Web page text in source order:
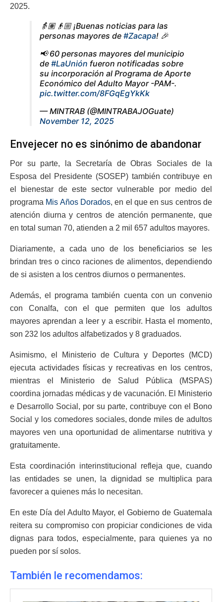
2025.
👵🏽👴🏼 ¡Buenas noticias para las
personas mayores de #Zacapa! 🎉
📢 60 personas mayores del municipio
de #LaUnión fueron notificadas sobre
su incorporación al Programa de Aporte
Económico del Adulto Mayor -PAM-.
pic.twitter.com/8FGqEgYkKk
— MINTRAB (@MINTRABAJOGuate)
November 12, 2025
Envejecer no es sinónimo de abandonar
Por su parte, la Secretaría de Obras Sociales de la
Esposa del Presidente (SOSEP) también contribuye en
el bienestar de este sector vulnerable por medio del
programa Mis Años Dorados, en el que en sus centros de
atención diurna y centros de atención permanente, que
en total suman 70, atienden a 2 mil 657 adultos mayores.
Diariamente, a cada uno de los beneficiarios se les
brindan tres o cinco raciones de alimentos, dependiendo
de si asisten a los centros diurnos o permanentes.
Además, el programa también cuenta con un convenio
con Conalfa, con el que permiten que los adultos
mayores aprendan a leer y a escribir. Hasta el momento,
son 232 los adultos alfabetizados y 8 graduados.
Asimismo, el Ministerio de Cultura y Deportes (MCD)
ejecuta actividades físicas y recreativas en los centros,
mientras el Ministerio de Salud Pública (MSPAS)
coordina jornadas médicas y de vacunación. El Ministerio
e Desarrollo Social, por su parte, contribuye con el Bono
Social y los comedores sociales, donde miles de adultos
mayores ven una oportunidad de alimentarse nutritiva y
gratuitamente.
Esta coordinación interinstitucional refleja que, cuando
las entidades se unen, la dignidad se multiplica para
favorecer a quienes más lo necesitan.
En este Día del Adulto Mayor, el Gobierno de Guatemala
reitera su compromiso con propiciar condiciones de vida
dignas para todos, especialmente, para quienes ya no
pueden por sí solos.
También le recomendamos: